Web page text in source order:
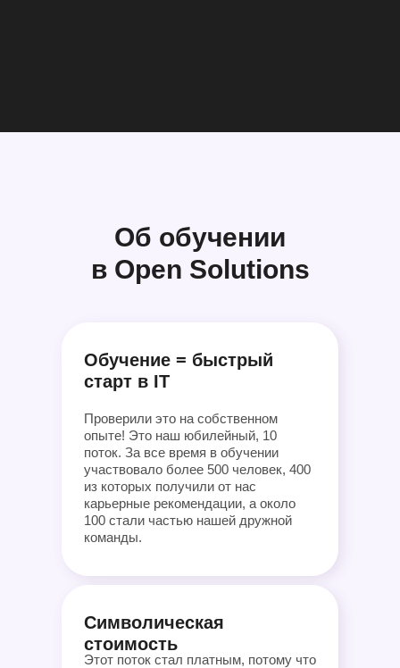
Об обучении
в Open Solutions
Обучение = быстрый
старт в IT
Проверили это на собственном
опыте! Это наш юбилейный, 10
поток. За все время в обучении
участвовало более 500 человек, 400
из которых получили от нас
карьерные рекомендации, а около
100 стали частью нашей дружной
команды.
Символическая
стоимость
Этот поток стал платным, потому что